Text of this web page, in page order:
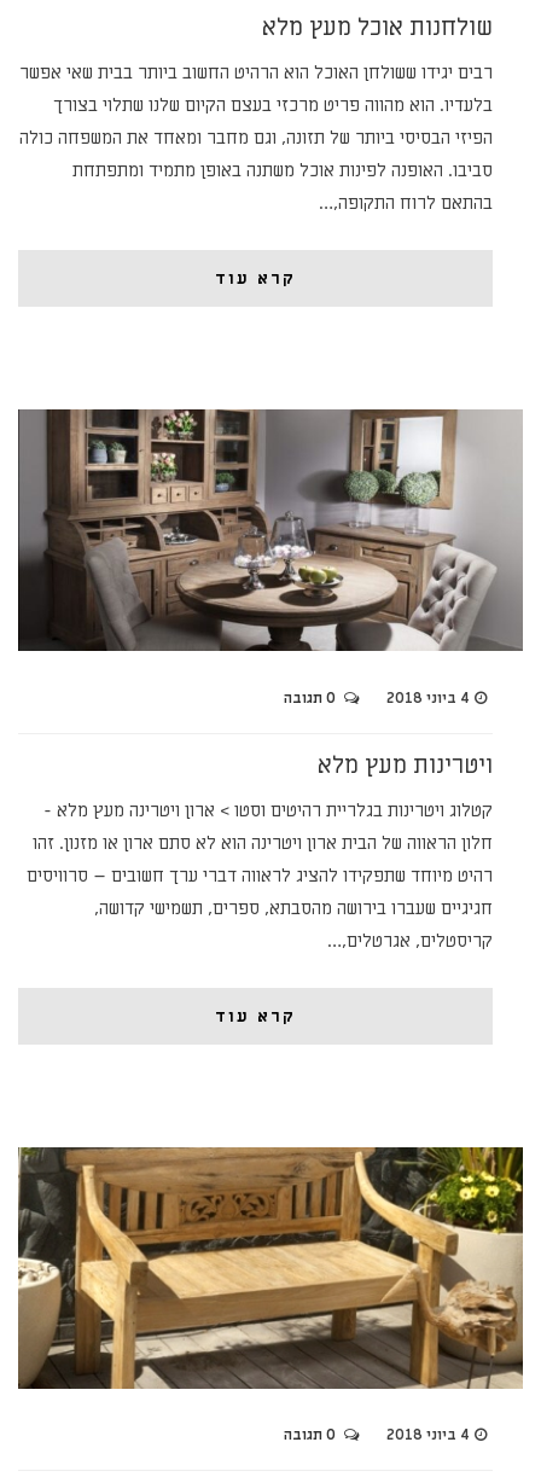
שולחנות אוכל מעץ מלא
רבים יגידו ששולחן האוכל הוא הרהיט החשוב ביותר בבית שאי אפשר
בלעדיו. הוא מהווה פריט מרכזי בעצם הקיום שלנו שתלוי בצורך
הפיזי הבסיסי ביותר של תזונה, וגם מחבר ומאחד את המשפחה כולה
סביבו. האופנה לפינות אוכל משתנה באופן מתמיד ומתפתחת
בהתאם לרוח התקופה,…
קרא עוד
4 ביוני 2018
ויטרינות מעץ מלא
קטלוג ויטרינות בגלריית רהיטים וסטו > ארון ויטרינה מעץ מלא -
חלון הראווה של הבית ארון ויטרינה הוא לא סתם ארון או מזנון. זהו
רהיט מיוחד שתפקידו להציג לראווה דברי ערך חשובים – סרוויסים
חגיגיים שעברו בירושה מהסבתא, ספרים, תשמישי קדושה,
קריסטלים, אגרטלים,…
קרא עוד
4 ביוני 2018